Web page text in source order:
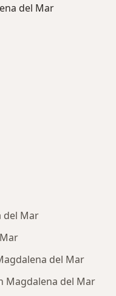
del Mar
del Mar
del Mar
Magdalena del Mar